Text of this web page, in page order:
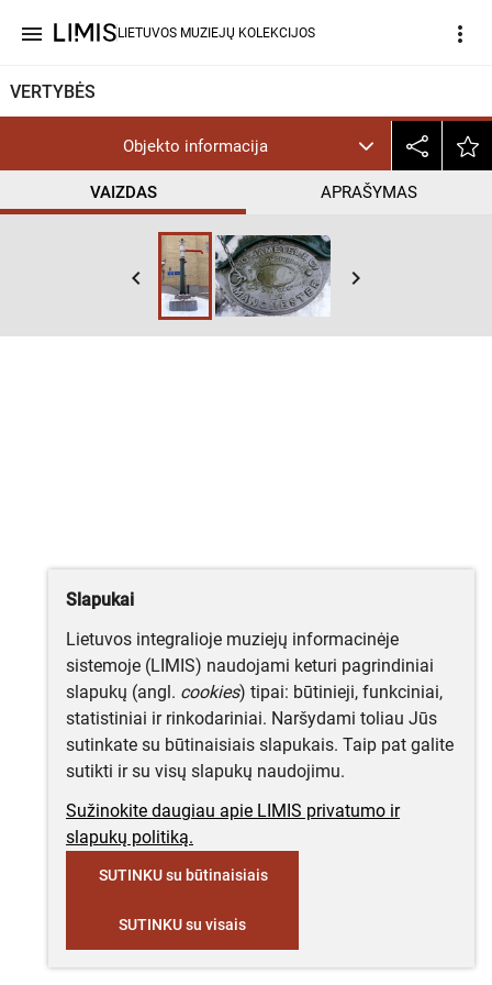
menu LIETUVOS MUZIEJŲ KOLEKCIJOS more_vert
VERTYBĖS
Objekto informacija
VAIZDAS APRAŠYMAS
keyboard_arrow_left keyboard_arrow_right
Slapukai
Lietuvos integralioje muziejų informacinėje
sistemoje (LIMIS) naudojami keturi pagrindiniai
slapukų (angl. cookies) tipai: būtinieji, funkciniai,
statistiniai ir rinkodariniai. Naršydami toliau Jūs
sutinkate su būtinaisiais slapukais. Taip pat galite
sutikti ir su visų slapukų naudojimu.
Sužinokite daugiau apie LIMIS privatumo ir
slapukų politiką.
SUTINKU su būtinaisiais
SUTINKU su visais